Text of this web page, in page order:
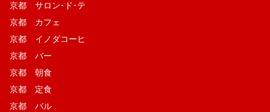
京都 サロン･ド･テ
京都 カフェ
京都 イノダコーヒ
京都 バー
京都 朝食
京都 定食
京都 バル